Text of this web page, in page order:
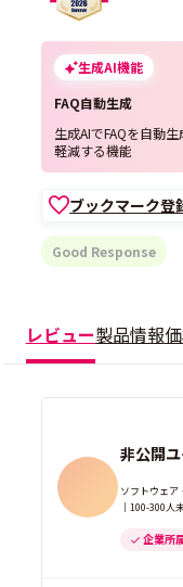
生成AI機能
FAQ自動生成
生成AIでFAQを自動
軽減する機能
ブックマーク登
Good Response
レビュー製品情報
非公開
ソフトウェア
｜100-300人
企業所